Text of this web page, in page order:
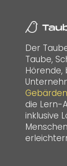
Der
Taube,
die Lern-
inklusive